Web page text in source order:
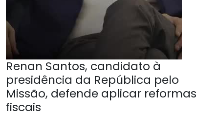
Renan Santos, candidato à
presidência da República pelo
Missão, defende aplicar reformas
fiscais